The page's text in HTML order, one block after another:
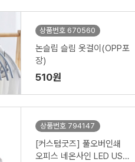
상품번호 670560
논슬립 슬림 옷걸이(OPP포
장)
510원
상품번호 794147
[커스텀굿즈] 풀오버인쇄
오피스 네온사인 LED USB